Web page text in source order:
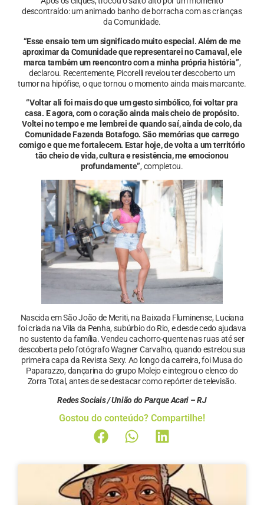
descontraído: um animado banho de borracha com as crianças
da Comunidade.
“Esse ensaio tem um significado muito especial. Além de me
aproximar da Comunidade que representarei no Carnaval, ele
marca também um reencontro com a minha própria história”,
declarou. Recentemente, Picorelli revelou ter descoberto um
tumor na hipófise, o que tornou o momento ainda mais marcante.
“Voltar ali foi mais do que um gesto simbólico, foi voltar pra
casa. E agora, com o coração ainda mais cheio de propósito.
Voltei no tempo e me lembrei de quando saí, ainda de colo, da
Comunidade Fazenda Botafogo. São memórias que carrego
comigo e que me fortalecem. Estar hoje, de volta a um território
tão cheio de vida, cultura e resistência, me emocionou
profundamente”, completou.
Nascida em São João de Meriti, na Baixada Fluminense, Luciana
foi criada na Vila da Penha, subúrbio do Rio, e desde cedo ajudava
no sustento da família. Vendeu cachorro-quente nas ruas até ser
descoberta pelo fotógrafo Wagner Carvalho, quando estrelou sua
primeira capa da Revista Sexy. Ao longo da carreira, foi Musa do
Paparazzo, dançarina do grupo Molejo e integrou o elenco do
Zorra Total, antes de se destacar como repórter de televisão.
Redes Sociais / União do Parque Acari – RJ
Gostou do conteúdo? Compartilhe!